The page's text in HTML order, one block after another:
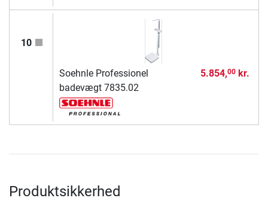
10
Soehnle Professionel
badevægt 7835.02
5.854,00kr.
Produktsikkerhed